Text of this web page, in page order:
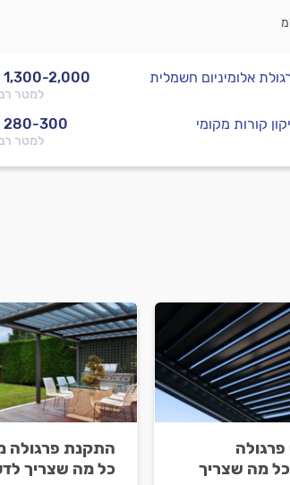
2,000
למטר
אלומיניום חשמלית
280-300
למטר
קורות מקומי
פרגולה
כל מה שצריך
התקנת פרגולה
כל מה שצריך